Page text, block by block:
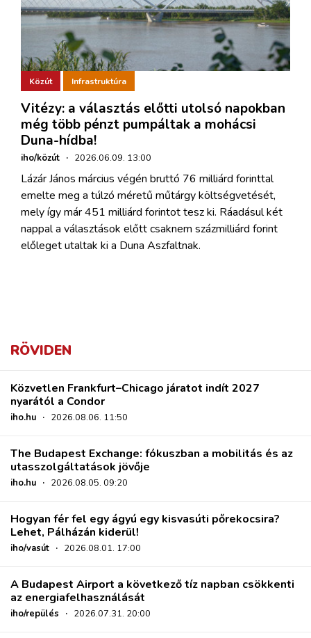
Közút Infrastruktúra
Vitézy: a választás előtti utolsó napokban
még több pénzt pumpáltak a mohácsi
Duna-hídba!
iho/közút · 2026.06.09. 13:00
Lázár János március végén bruttó 76 milliárd forinttal
emelte meg a túlzó méretű műtárgy költségvetését,
mely így már 451 milliárd forintot tesz ki. Ráadásul két
nappal a választások előtt csaknem százmilliárd forint
előleget utaltak ki a Duna Aszfaltnak.
RÖVIDEN
Közvetlen Frankfurt–Chicago járatot indít 2027
nyarától a Condor
iho.hu · 2026.08.06. 11:50
The Budapest Exchange: fókuszban a mobilitás és az
utasszolgáltatások jövője
iho.hu · 2026.08.05. 09:20
Hogyan fér fel egy ágyú egy kisvasúti pőrekocsira?
Lehet, Pálházán kiderül!
iho/vasút · 2026.08.01. 17:00
A Budapest Airport a következő tíz napban csökkenti
az energiafelhasználását
iho/repülés · 2026.07.31. 20:00